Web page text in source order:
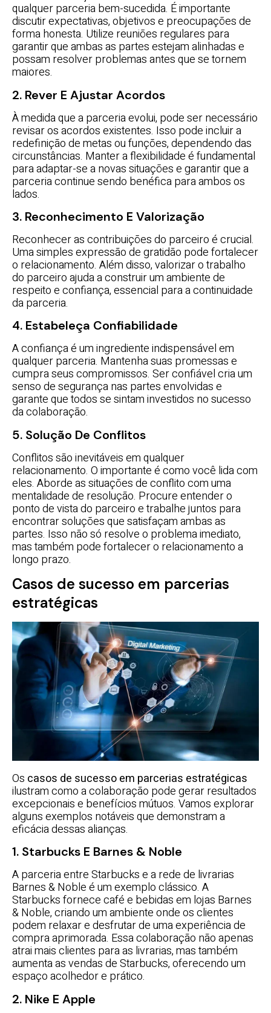
qualquer parceria bem-sucedida. É importante
discutir expectativas, objetivos e preocupações de
forma honesta. Utilize reuniões regulares para
garantir que ambas as partes estejam alinhadas e
possam resolver problemas antes que se tornem
maiores.
2. Rever E Ajustar Acordos
À medida que a parceria evolui, pode ser necessário
revisar os acordos existentes. Isso pode incluir a
redefinição de metas ou funções, dependendo das
circunstâncias. Manter a flexibilidade é fundamental
para adaptar-se a novas situações e garantir que a
parceria continue sendo benéfica para ambos os
lados.
3. Reconhecimento E Valorização
Reconhecer as contribuições do parceiro é crucial.
Uma simples expressão de gratidão pode fortalecer
o relacionamento. Além disso, valorizar o trabalho
do parceiro ajuda a construir um ambiente de
respeito e confiança, essencial para a continuidade
da parceria.
4. Estabeleça Confiabilidade
A confiança é um ingrediente indispensável em
qualquer parceria. Mantenha suas promessas e
cumpra seus compromissos. Ser confiável cria um
senso de segurança nas partes envolvidas e
garante que todos se sintam investidos no sucesso
da colaboração.
5. Solução De Conflitos
Conflitos são inevitáveis em qualquer
relacionamento. O importante é como você lida com
eles. Aborde as situações de conflito com uma
mentalidade de resolução. Procure entender o
ponto de vista do parceiro e trabalhe juntos para
encontrar soluções que satisfaçam ambas as
partes. Isso não só resolve o problema imediato,
mas também pode fortalecer o relacionamento a
longo prazo.
Casos de sucesso em parcerias
estratégicas
Os casos de sucesso em parcerias estratégicas
ilustram como a colaboração pode gerar resultados
excepcionais e benefícios mútuos. Vamos explorar
alguns exemplos notáveis que demonstram a
eficácia dessas alianças.
1. Starbucks E Barnes & Noble
A parceria entre Starbucks e a rede de livrarias
Barnes & Noble é um exemplo clássico. A
Starbucks fornece café e bebidas em lojas Barnes
& Noble, criando um ambiente onde os clientes
podem relaxar e desfrutar de uma experiência de
compra aprimorada. Essa colaboração não apenas
atrai mais clientes para as livrarias, mas também
aumenta as vendas de Starbucks, oferecendo um
espaço acolhedor e prático.
2. Nike E Apple